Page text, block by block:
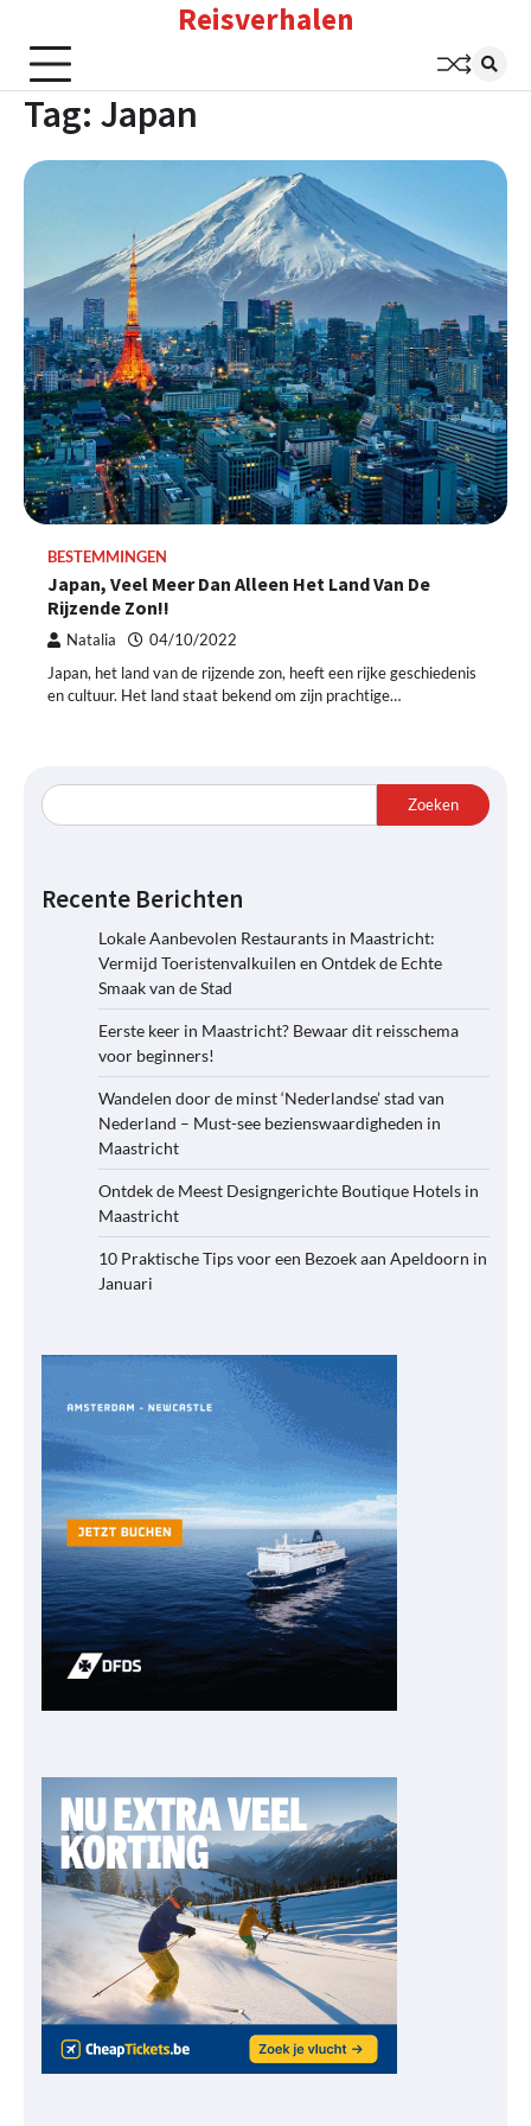
content
Reisverhalen
Tag: Japan
BESTEMMINGEN
Japan, Veel Meer Dan Alleen Het Land Van De
Rijzende Zon!!
Natalia 04/10/2022
Japan, het land van de rijzende zon, heeft een rijke geschiedenis
en cultuur. Het land staat bekend om zijn prachtige…
Zoeken
Recente Berichten
Lokale Aanbevolen Restaurants in Maastricht:
Vermijd Toeristenvalkuilen en Ontdek de Echte
Smaak van de Stad
Eerste keer in Maastricht? Bewaar dit reisschema
voor beginners!
Wandelen door de minst ‘Nederlandse’ stad van
Nederland – Must-see bezienswaardigheden in
Maastricht
Ontdek de Meest Designgerichte Boutique Hotels in
Maastricht
10 Praktische Tips voor een Bezoek aan Apeldoorn in
Januari